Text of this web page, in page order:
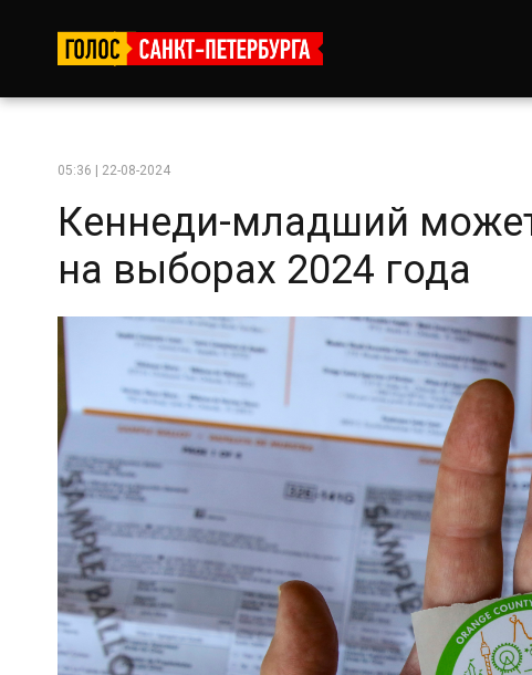
05:36 | 22-08-2024
Кеннеди-младший
на выборах 2024 года